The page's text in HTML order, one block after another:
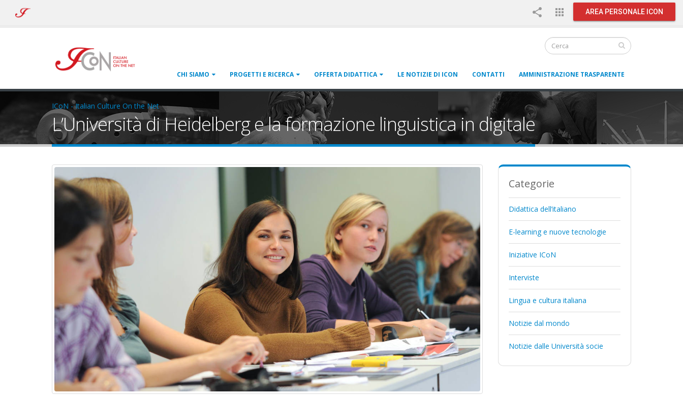
ICoN
share apps AREA PERSONALE ICON
CHI SIAMO PROGETTI E RICERCA OFFERTA DIDATTICA LE NOTIZIE DI ICON CONTATTI AMMINISTRAZIONE TRASPARENTE
ICoN - Italian Culture On the Net
L’Università di Heidelberg e la formazione linguistica in digitale
imagine_zsl_modificata.jpg Categorie
Didattica dell’italiano
E-learning e nuove tecnologie
Iniziative ICoN
Interviste
Lingua e cultura italiana
Notizie dal mondo
Notizie dalle Università socie